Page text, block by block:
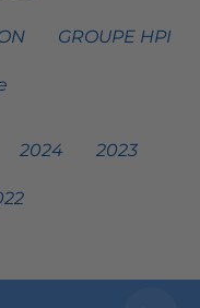
GROUPE HPI
2024 2023